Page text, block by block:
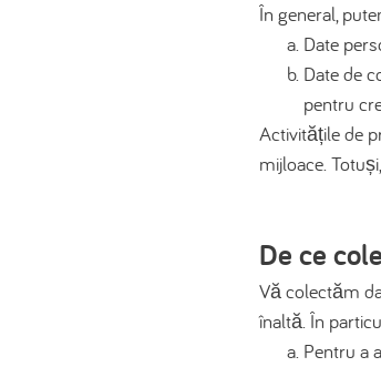
În general,
Date
Date de
pentru
Activitățile de
mijloace.
De ce
Vă colectăm
înaltă. În
Pentru a